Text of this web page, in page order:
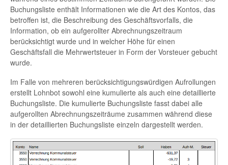
Buchungsliste enthält Informationen wie die Art des Kontos, das
betroffen ist, die Beschreibung des Geschäftsvorfalls, die
Information, ob ein aufgerollter Abrechnungszeitraum
berücksichtigt wurde und in welcher Höhe für einen
Geschäftsfall die Mehrwertsteuer in Form der Vorsteuer gebucht
wurde.
Im Falle von mehreren berücksichtigungswürdigen Aufrollungen
erstellt Lohnbot sowohl eine kumulierte als auch eine detaillierte
Buchungsliste. Die kumulierte Buchungsliste fasst dabei alle
aufgerollten Abrechnungszeiträume zusammen während diese
in der detaillierten Buchungsliste einzeln dargestellt werden.